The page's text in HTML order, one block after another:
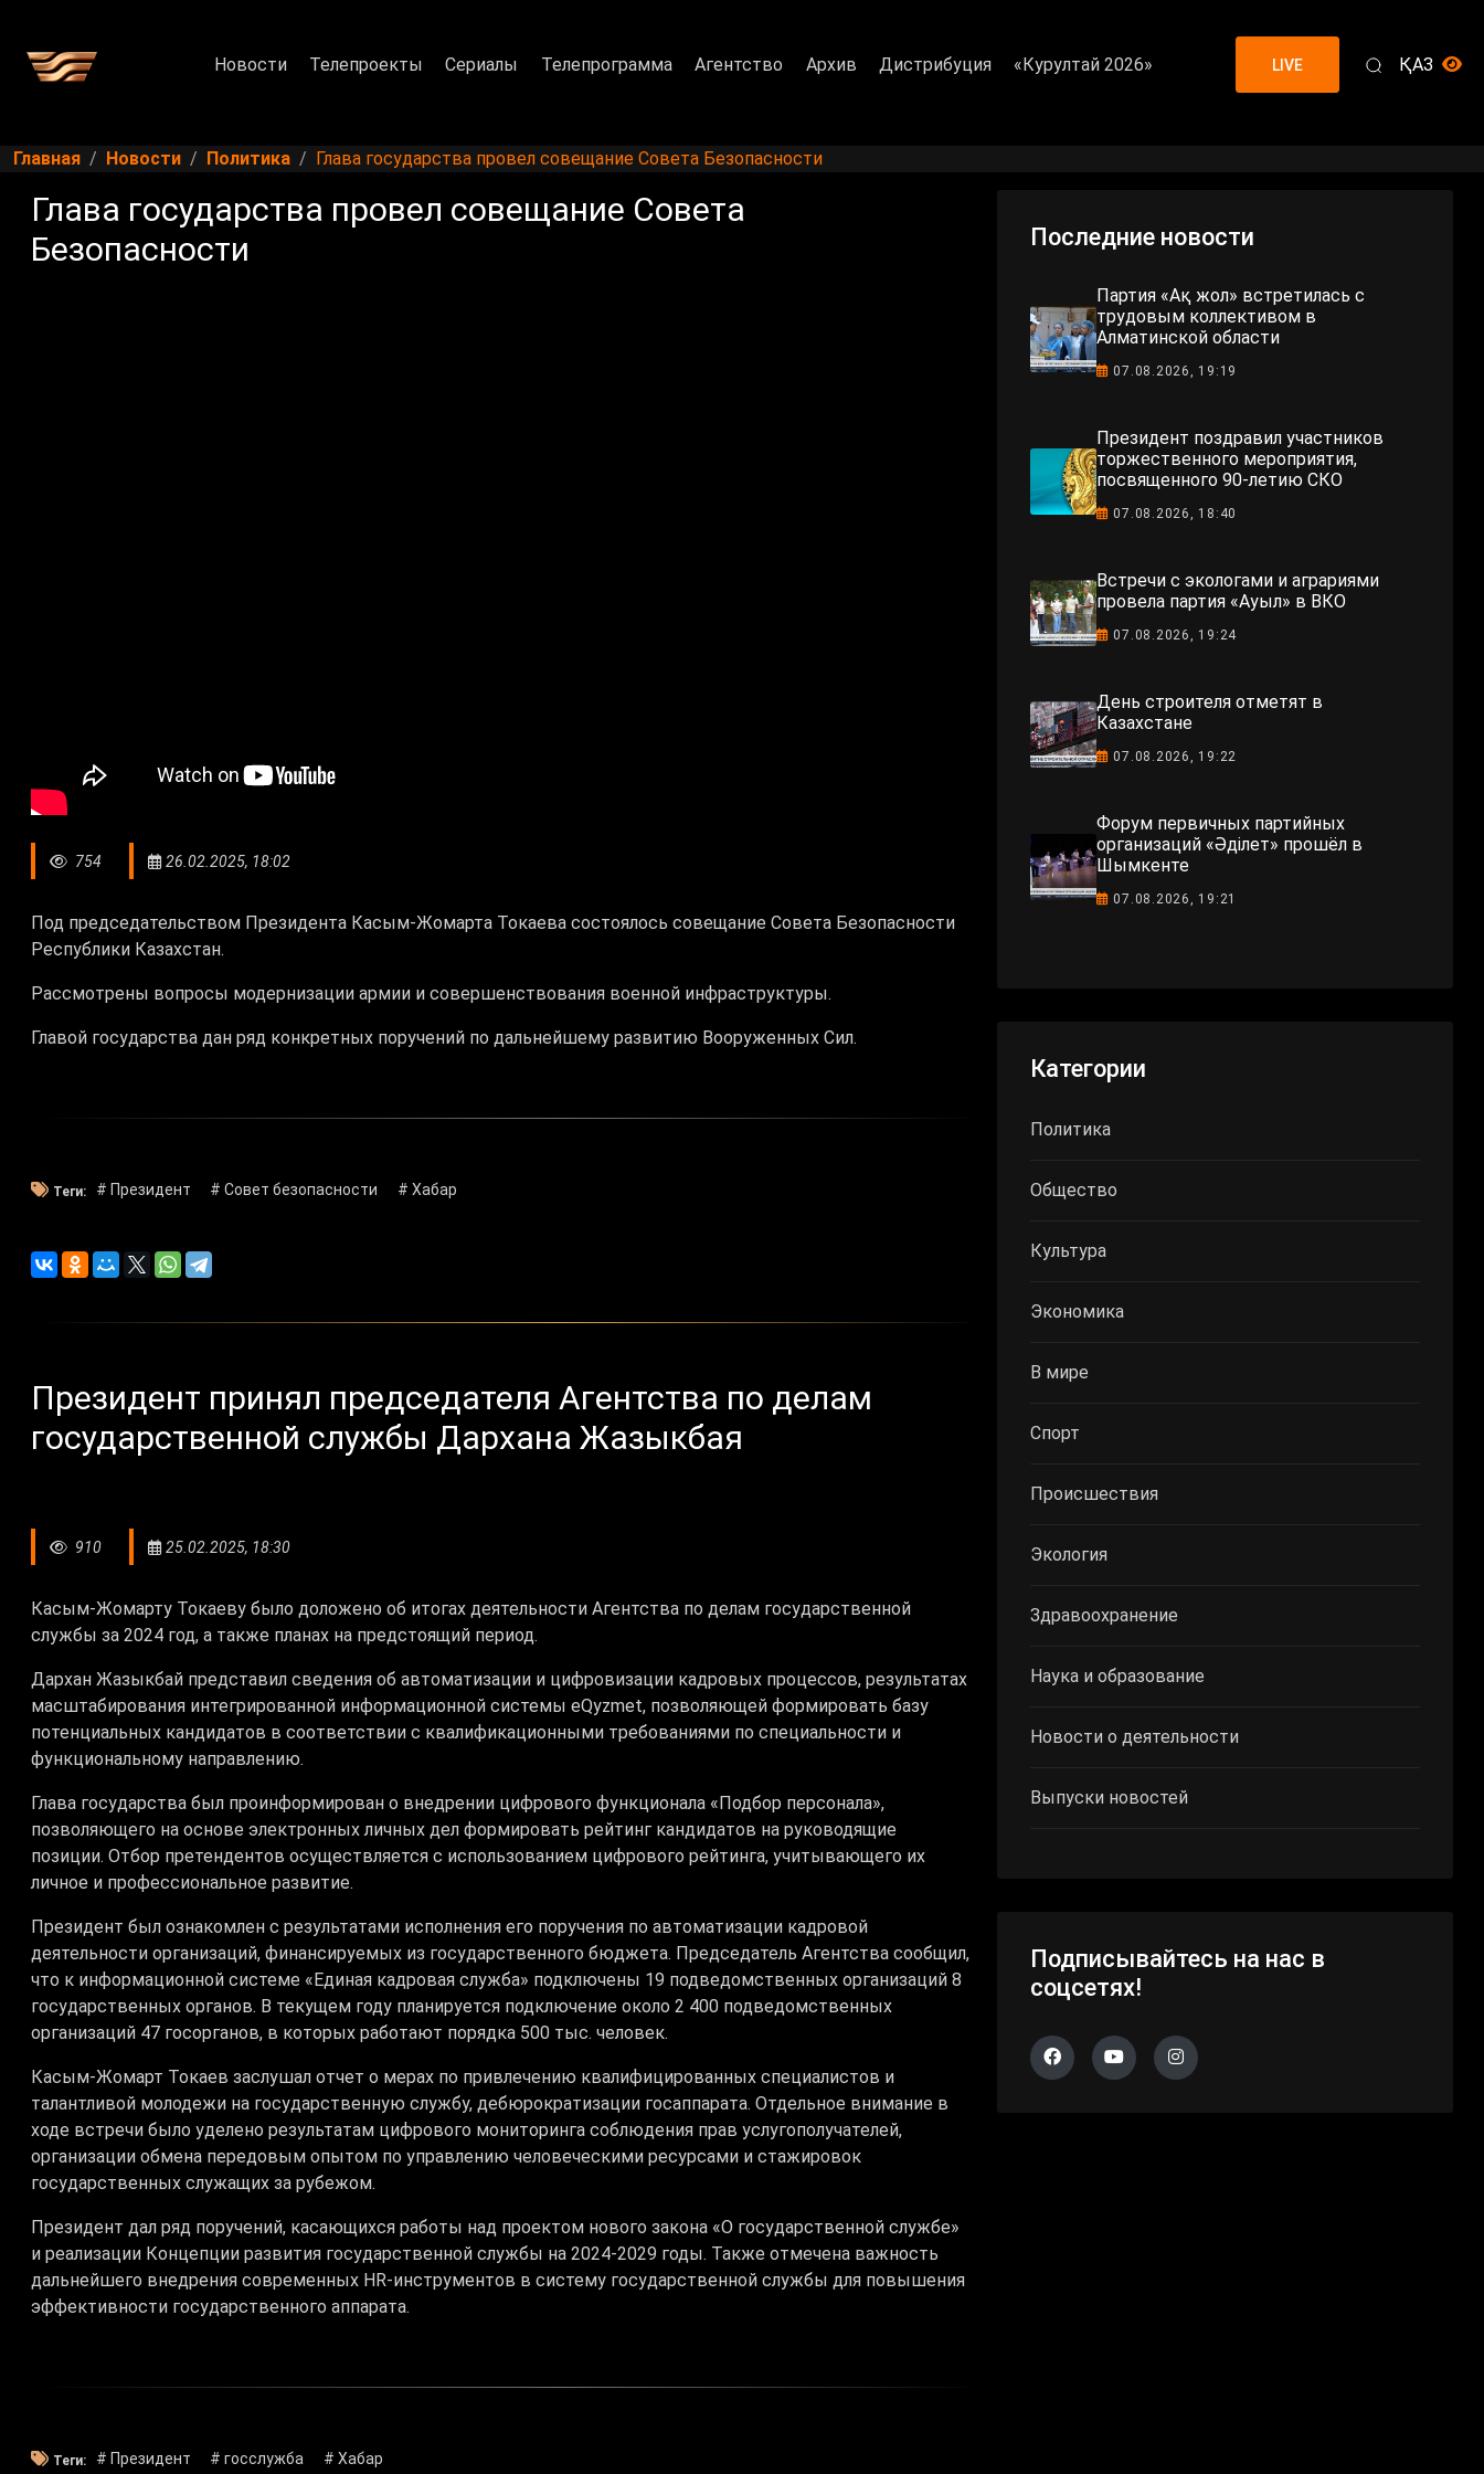
Новости Телепроекты Сериалы Телепрограмма Агентство Архив Дистрибуция «Курултай 2026» LIVE ҚАЗ
Главная Новости Политика Глава государства провел совещание Совета Безопасности
Глава государства провел совещание Совета
Безопасности
754 26.02.2025, 18:02
Под председательством Президента Касым-Жомарта Токаева состоялось совещание Совета Безопасности
Республики Казахстан.
Рассмотрены вопросы модернизации армии и совершенствования военной инфраструктуры.
Главой государства дан ряд конкретных поручений по дальнейшему развитию Вооруженных Сил.
Теги: # Президент # Совет безопасности # Хабар
Президент принял председателя Агентства по делам
государственной службы Дархана Жазыкбая
910 25.02.2025, 18:30
Касым-Жомарту Токаеву было доложено об итогах деятельности Агентства по делам государственной
службы за 2024 год, а также планах на предстоящий период.
Дархан Жазыкбай представил сведения об автоматизации и цифровизации кадровых процессов, результатах
масштабирования интегрированной информационной системы eQyzmet, позволяющей формировать базу
потенциальных кандидатов в соответствии с квалификационными требованиями по специальности и
функциональному направлению.
Глава государства был проинформирован о внедрении цифрового функционала «Подбор персонала»,
позволяющего на основе электронных личных дел формировать рейтинг кандидатов на руководящие
позиции. Отбор претендентов осуществляется с использованием цифрового рейтинга, учитывающего их
личное и профессиональное развитие.
Президент был ознакомлен с результатами исполнения его поручения по автоматизации кадровой
деятельности организаций, финансируемых из государственного бюджета. Председатель Агентства сообщил,
что к информационной системе «Единая кадровая служба» подключены 19 подведомственных организаций 8
государственных органов. В текущем году планируется подключение около 2 400 подведомственных
организаций 47 госорганов, в которых работают порядка 500 тыс. человек.
Касым-Жомарт Токаев заслушал отчет о мерах по привлечению квалифицированных специалистов и
талантливой молодежи на государственную службу, дебюрократизации госаппарата. Отдельное внимание в
ходе встречи было уделено результатам цифрового мониторинга соблюдения прав услугополучателей,
организации обмена передовым опытом по управлению человеческими ресурсами и стажировок
государственных служащих за рубежом.
Президент дал ряд поручений, касающихся работы над проектом нового закона «О государственной службе»
и реализации Концепции развития государственной службы на 2024-2029 годы. Также отмечена важность
дальнейшего внедрения современных HR-инструментов в систему государственной службы для повышения
эффективности государственного аппарата.
Теги: # Президент # госслужба # Хабар
Последние новости
Партия «Ақ жол» встретилась с
трудовым коллективом в
Алматинской области
07.08.2026, 19:19
Президент поздравил участников
торжественного мероприятия,
посвященного 90-летию СКО
07.08.2026, 18:40
Встречи с экологами и аграриями
провела партия «Ауыл» в ВКО
07.08.2026, 19:24
День строителя отметят в
Казахстане
07.08.2026, 19:22
Форум первичных партийных
организаций «Әділет» прошёл в
Шымкенте
07.08.2026, 19:21
Категории
Политика
Общество
Культура
Экономика
В мире
Спорт
Происшествия
Экология
Здравоохранение
Наука и образование
Новости о деятельности
Выпуски новостей
Подписывайтесь на нас в
соцсетях!